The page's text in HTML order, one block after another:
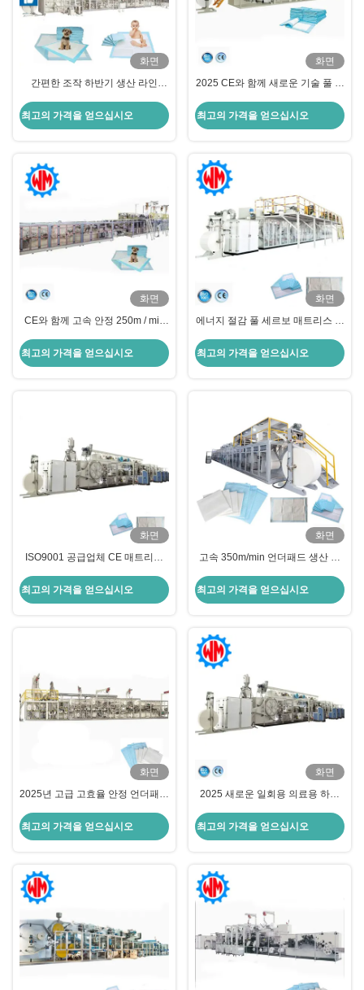
화면
간편한 조작 하반기 생산 라인
최고의 가격을 얻으십시오
화면
2025 CE와 함께 새로운 기술 풀 세
최고의 가격을 얻으십시오
화면
CE와 함께 고속 안정 250m / min
최고의 가격을 얻으십시오
화면
에너지 절감 풀 세르보 매트리스 패
스택
최고의 가격을 얻으십시오
화면
ISO9001 공급업체 CE 매트리스
작업 PLC 제어
최고의 가격을 얻으십시오
화면
고속 350m/min 언더패드 생산 라
최고의 가격을 얻으십시오
화면
2025년 고급 고효율 안정 언더패드
최고의 가격을 얻으십시오
화면
2025 새로운 일회용 의료용 하부
최고의 가격을 얻으십시오